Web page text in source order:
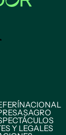
NACIONAL
AGRO
Y LEGALES